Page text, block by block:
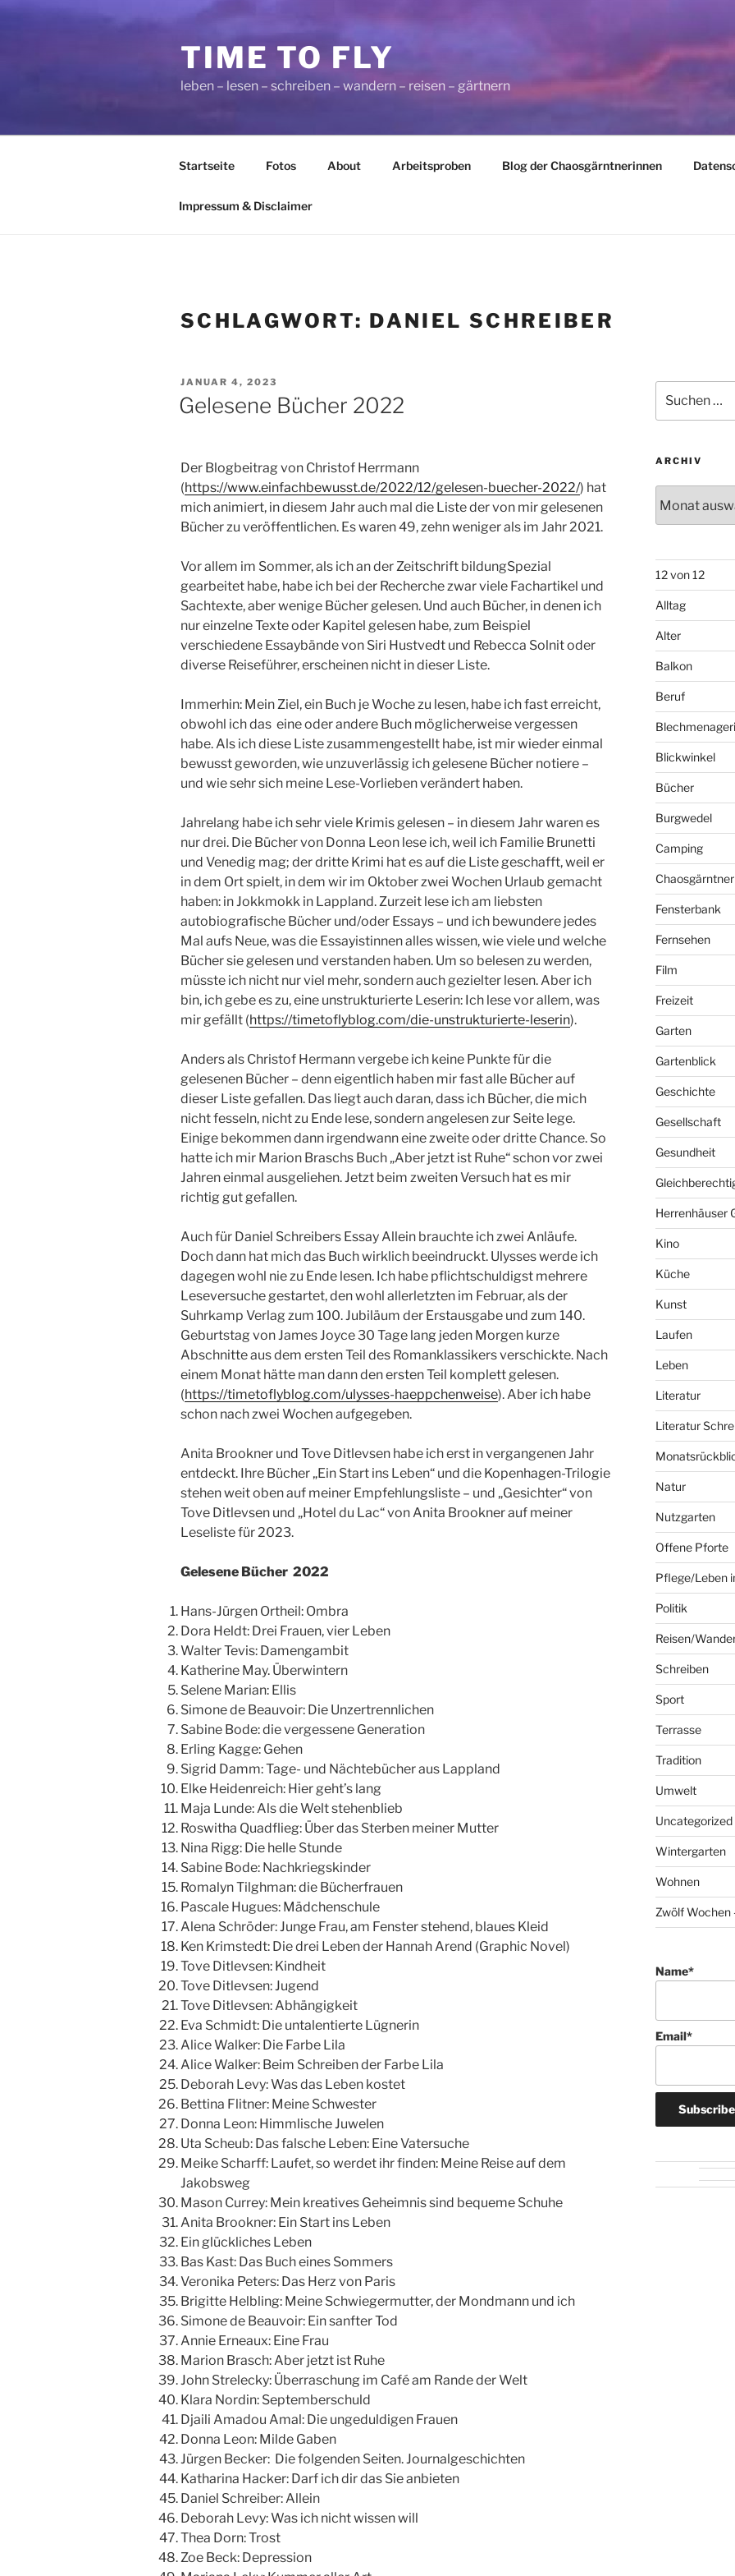
Zum
TIME TO FLY
leben – lesen – schreiben – wandern – reisen – gärtnern
Startseite Fotos About Arbeitsproben Blog der Chaosgärntnerinnen
Impressum & Disclaimer
SCHLAGWORT: DANIEL SCHREIBER
VERÖFFENTLICHT
AM
JANUAR 4, 2023
Gelesene Bücher 2022
Der Blogbeitrag von Christof Herrmann
(https://www.einfachbewusst.de/2022/12/gelesen-buecher-2022/) hat
mich animiert, in diesem Jahr auch mal die Liste der von mir gelesenen
Bücher zu veröffentlichen. Es waren 49, zehn weniger als im Jahr 2021.
Vor allem im Sommer, als ich an der Zeitschrift bildungSpezial
gearbeitet habe, habe ich bei der Recherche zwar viele Fachartikel und
Sachtexte, aber wenige Bücher gelesen. Und auch Bücher, in denen ich
nur einzelne Texte oder Kapitel gelesen habe, zum Beispiel
verschiedene Essaybände von Siri Hustvedt und Rebecca Solnit oder
diverse Reiseführer, erscheinen nicht in dieser Liste.
Immerhin: Mein Ziel, ein Buch je Woche zu lesen, habe ich fast erreicht,
obwohl ich das eine oder andere Buch möglicherweise vergessen
habe. Als ich diese Liste zusammengestellt habe, ist mir wieder einmal
bewusst geworden, wie unzuverlässig ich gelesene Bücher notiere –
und wie sehr sich meine Lese-Vorlieben verändert haben.
Jahrelang habe ich sehr viele Krimis gelesen – in diesem Jahr waren es
nur drei. Die Bücher von Donna Leon lese ich, weil ich Familie Brunetti
und Venedig mag; der dritte Krimi hat es auf die Liste geschafft, weil er
in dem Ort spielt, in dem wir im Oktober zwei Wochen Urlaub gemacht
haben: in Jokkmokk in Lappland. Zurzeit lese ich am liebsten
autobiografische Bücher und/oder Essays – und ich bewundere jedes
Mal aufs Neue, was die Essayistinnen alles wissen, wie viele und welche
Bücher sie gelesen und verstanden haben. Um so belesen zu werden,
müsste ich nicht nur viel mehr, sondern auch gezielter lesen. Aber ich
bin, ich gebe es zu, eine unstrukturierte Leserin: Ich lese vor allem, was
mir gefällt (https://timetoflyblog.com/die-unstrukturierte-leserin).
Anders als Christof Hermann vergebe ich keine Punkte für die
gelesenen Bücher – denn eigentlich haben mir fast alle Bücher auf
dieser Liste gefallen. Das liegt auch daran, dass ich Bücher, die mich
nicht fesseln, nicht zu Ende lese, sondern angelesen zur Seite lege.
Einige bekommen dann irgendwann eine zweite oder dritte Chance. So
hatte ich mir Marion Braschs Buch „Aber jetzt ist Ruhe“ schon vor zwei
Jahren einmal ausgeliehen. Jetzt beim zweiten Versuch hat es mir
richtig gut gefallen.
Auch für Daniel Schreibers Essay Allein brauchte ich zwei Anläufe.
Doch dann hat mich das Buch wirklich beeindruckt. Ulysses werde ich
dagegen wohl nie zu Ende lesen. Ich habe pflichtschuldigst mehrere
Leseversuche gestartet, den wohl allerletzten im Februar, als der
Suhrkamp Verlag zum 100. Jubiläum der Erstausgabe und zum 140.
Geburtstag von James Joyce 30 Tage lang jeden Morgen kurze
Abschnitte aus dem ersten Teil des Romanklassikers verschickte. Nach
einem Monat hätte man dann den ersten Teil komplett gelesen.
(https://timetoflyblog.com/ulysses-haeppchenweise). Aber ich habe
schon nach zwei Wochen aufgegeben.
Anita Brookner und Tove Ditlevsen habe ich erst in vergangenen Jahr
entdeckt. Ihre Bücher „Ein Start ins Leben“ und die Kopenhagen-Trilogie
stehen weit oben auf meiner Empfehlungsliste – und „Gesichter“ von
Tove Ditlevsen und „Hotel du Lac“ von Anita Brookner auf meiner
Leseliste für 2023.
Gelesene Bücher 2022
Hans-Jürgen Ortheil: Ombra
Dora Heldt: Drei Frauen, vier Leben
Walter Tevis: Damengambit
Katherine May. Überwintern
Selene Marian: Ellis
Simone de Beauvoir: Die Unzertrennlichen
Sabine Bode: die vergessene Generation
Erling Kagge: Gehen
Sigrid Damm: Tage- und Nächtebücher aus Lappland
Elke Heidenreich: Hier geht’s lang
Maja Lunde: Als die Welt stehenblieb
Roswitha Quadflieg: Über das Sterben meiner Mutter
Nina Rigg: Die helle Stunde
Sabine Bode: Nachkriegskinder
Romalyn Tilghman: die Bücherfrauen
Pascale Hugues: Mädchenschule
Alena Schröder: Junge Frau, am Fenster stehend, blaues Kleid
Ken Krimstedt: Die drei Leben der Hannah Arend (Graphic Novel)
Tove Ditlevsen: Kindheit
Tove Ditlevsen: Jugend
Tove Ditlevsen: Abhängigkeit
Eva Schmidt: Die untalentierte Lügnerin
Alice Walker: Die Farbe Lila
Alice Walker: Beim Schreiben der Farbe Lila
Deborah Levy: Was das Leben kostet
Bettina Flitner: Meine Schwester
Donna Leon: Himmlische Juwelen
Uta Scheub: Das falsche Leben: Eine Vatersuche
Meike Scharff: Laufet, so werdet ihr finden: Meine Reise auf dem
Jakobsweg
Mason Currey: Mein kreatives Geheimnis sind bequeme Schuhe
Anita Brookner: Ein Start ins Leben
Ein glückliches Leben
Bas Kast: Das Buch eines Sommers
Veronika Peters: Das Herz von Paris
Brigitte Helbling: Meine Schwiegermutter, der Mondmann und ich
Simone de Beauvoir: Ein sanfter Tod
Annie Erneaux: Eine Frau
Marion Brasch: Aber jetzt ist Ruhe
John Strelecky: Überraschung im Café am Rande der Welt
Klara Nordin: Septemberschuld
Djaili Amadou Amal: Die ungeduldigen Frauen
Donna Leon: Milde Gaben
Jürgen Becker: Die folgenden Seiten. Journalgeschichten
Katharina Hacker: Darf ich dir das Sie anbieten
Daniel Schreiber: Allein
Deborah Levy: Was ich nicht wissen will
Thea Dorn: Trost
Zoe Beck: Depression
nach:
ARCHIV
12 von 12
Alltag
Alter
Balkon
Beruf
Blickwinkel
Bücher
Burgwedel
Camping
Fensterbank
Fernsehen
Film
Freizeit
Garten
Gartenblick
Geschichte
Gesellschaft
Gesundheit
Herrenhäuser
Kino
Küche
Kunst
Laufen
Leben
Literatur
Literatur
Natur
Nutzgarten
Offene Pforte
Pflege/Leben
Politik
Reisen/
Schreiben
Sport
Terrasse
Tradition
Umwelt
Uncategorized
Wintergarten
Wohnen
Zwölf Wochen
Name*
Email*